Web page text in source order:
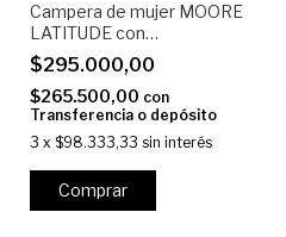
Campera de mujer MOORE
LATITUDE con
protecciones
$295.000,00
$265.500,00 con
Transferencia o depósito
3 x $98.333,33 sin interés
Comprar